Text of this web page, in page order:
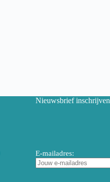
Nieuwsbrief inschrijven
E-mailadres: